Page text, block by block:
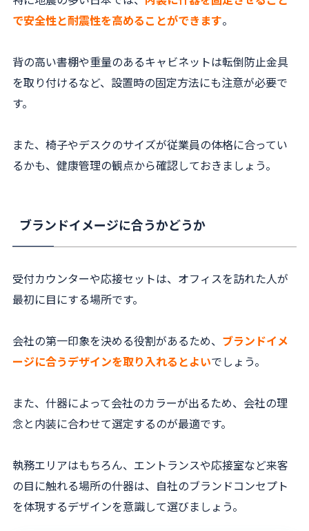
で安全性と耐震性を高めることができます。
背の高い書棚や重量のあるキャビネットは転倒防止金具
を取り付けるなど、設置時の固定方法にも注意が必要で
す。
また、椅子やデスクのサイズが従業員の体格に合ってい
るかも、健康管理の観点から確認しておきましょう。
ブランドイメージに合うかどうか
受付カウンターや応接セットは、オフィスを訪れた人が
最初に目にする場所です。
会社の第一印象を決める役割があるため、 ブランドイメ
ージに合うデザインを取り入れるとよいでしょう。
また、什器によって会社のカラーが出るため、会社の理
念と内装に合わせて選定するのが最適です。
執務エリアはもちろん、エントランスや応接室など来客
の目に触れる場所の什器は、自社のブランドコンセプト
を体現するデザインを意識して選びましょう。